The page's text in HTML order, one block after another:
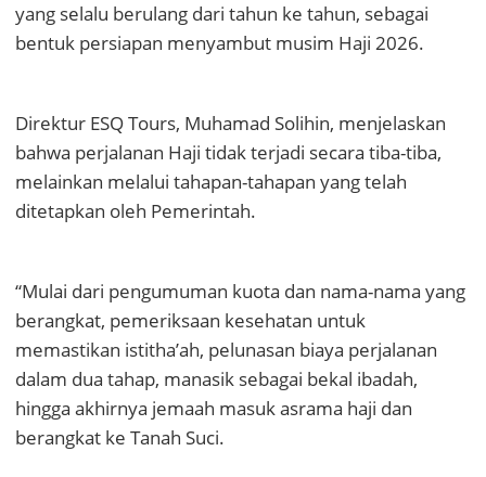
yang selalu berulang dari tahun ke tahun, sebagai
bentuk persiapan menyambut musim Haji 2026.
Direktur ESQ Tours, Muhamad Solihin, menjelaskan
bahwa perjalanan Haji tidak terjadi secara tiba-tiba,
melainkan melalui tahapan-tahapan yang telah
ditetapkan oleh Pemerintah.
“Mulai dari pengumuman kuota dan nama-nama yang
berangkat, pemeriksaan kesehatan untuk
memastikan istitha’ah, pelunasan biaya perjalanan
dalam dua tahap, manasik sebagai bekal ibadah,
hingga akhirnya jemaah masuk asrama haji dan
berangkat ke Tanah Suci.